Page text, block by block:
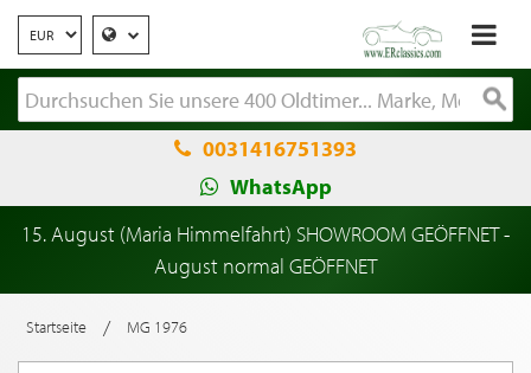
0031416751393
WhatsApp
15. August (Maria Himmelfahrt) SHOWROOM GEÖFFNET -
August normal GEÖFFNET
Startseite / MG 1976